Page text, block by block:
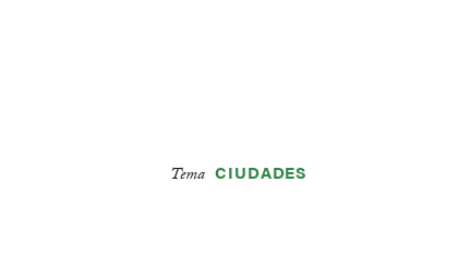
Tema CIUDADES